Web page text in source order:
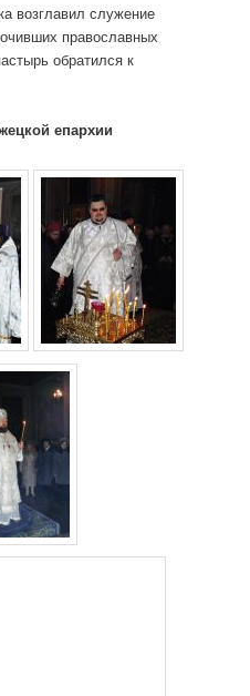
возглавил служение
православных
обратился к
епархии